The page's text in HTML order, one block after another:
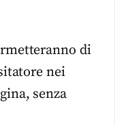
di
nei
senza